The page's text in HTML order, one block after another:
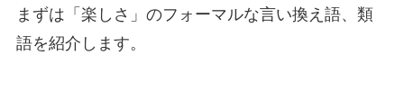
まずは「楽しさ」のフォーマルな言い換え語、類
語を紹介します。